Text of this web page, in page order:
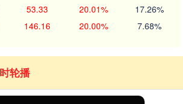
53.33 20.01% 17.26%
146.16 20.00% 7.68%
轮播